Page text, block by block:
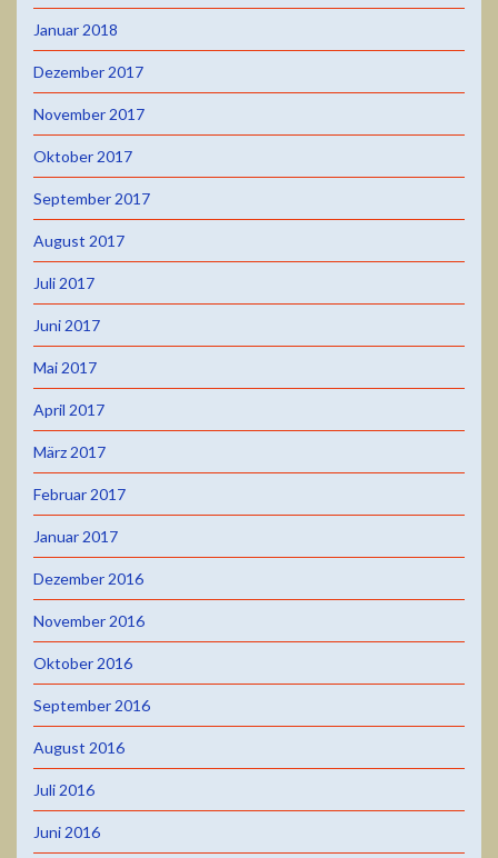
Januar 2018
Dezember 2017
November 2017
Oktober 2017
September 2017
August 2017
Juli 2017
Juni 2017
Mai 2017
April 2017
März 2017
Februar 2017
Januar 2017
Dezember 2016
November 2016
Oktober 2016
September 2016
August 2016
Juli 2016
Juni 2016